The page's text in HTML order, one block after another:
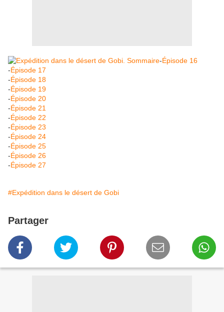
-Épisode 16
-Épisode 17
-Épisode 18
-Épisode 19
-Épisode 20
-Épisode 21
-Épisode 22
-Épisode 23
-Épisode 24
-Épisode 25
-Épisode 26
-Épisode 27
#Expédition dans le désert de Gobi
Partager